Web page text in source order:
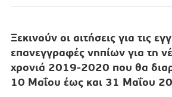
Ξεκινούν οι αιτήσεις για τις
επανεγγραφές νηπίων για τη
χρονιά 2019-2020 που θα
10 Μαΐου έως και 31 Μαΐου